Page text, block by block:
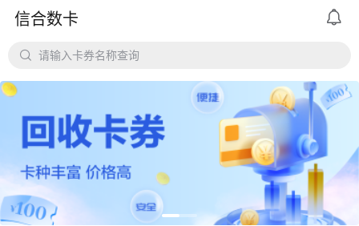
信合数卡 
 请输入卡券名称查询
尊敬的信合用户您好：目前银行卡，支付宝提现已恢复正常 ，欢迎提卡
通知：支付宝提现通道暂时维护，恢复另行通知，带来的不便敬请谅解！
价格公道、稳定需求，长期回收京东E卡、携程卡。
仅支持合法合规的正规卡合作，您可以直接在平台
京东E卡500面值以上寄售回收价格上调至965折
电商卡如京东卡、沃尔玛、盒马卡、瑞祥卡、天猫卡、苏宁、携程等等